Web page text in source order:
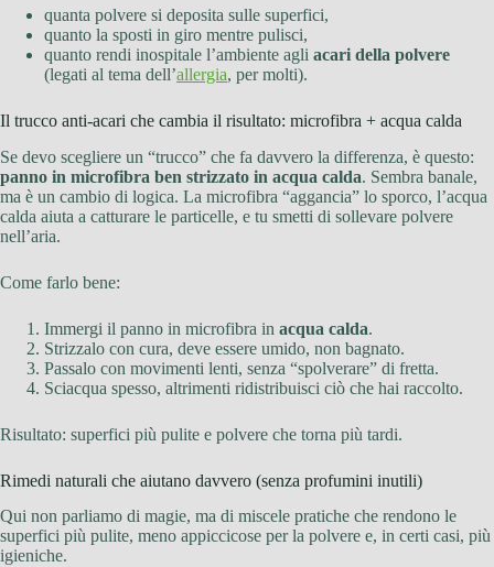
quanta polvere si deposita sulle superfici,
quanto la sposti in giro mentre pulisci,
quanto rendi inospitale l’ambiente agli acari della polvere
(legati al tema dell’allergia, per molti).
Il trucco anti-acari che cambia il risultato: microfibra + acqua calda
Se devo scegliere un “trucco” che fa davvero la differenza, è questo:
panno in microfibra ben strizzato in acqua calda. Sembra banale,
ma è un cambio di logica. La microfibra “aggancia” lo sporco, l’acqua
calda aiuta a catturare le particelle, e tu smetti di sollevare polvere
nell’aria.
Come farlo bene:
Immergi il panno in microfibra in acqua calda.
Strizzalo con cura, deve essere umido, non bagnato.
Passalo con movimenti lenti, senza “spolverare” di fretta.
Sciacqua spesso, altrimenti ridistribuisci ciò che hai raccolto.
Risultato: superfici più pulite e polvere che torna più tardi.
Rimedi naturali che aiutano davvero (senza profumini inutili)
Qui non parliamo di magie, ma di miscele pratiche che rendono le
superfici più pulite, meno appiccicose per la polvere e, in certi casi, più
igieniche.